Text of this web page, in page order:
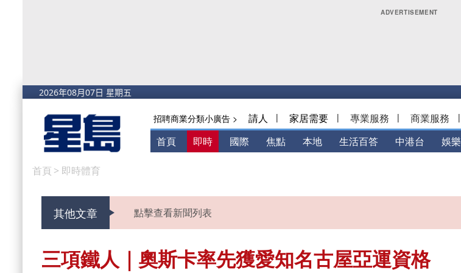
招聘商業分類小廣告 > 請人 | 家居需要 | 專業服務 | 商業服務 |
首頁 即時 國際 焦點 本地 生活百答 中港台 娛樂
首頁 > 即時體育
其他文章 點擊查看新聞列表
三項鐵人｜奧斯卡率先獲愛知名古屋亞運資格